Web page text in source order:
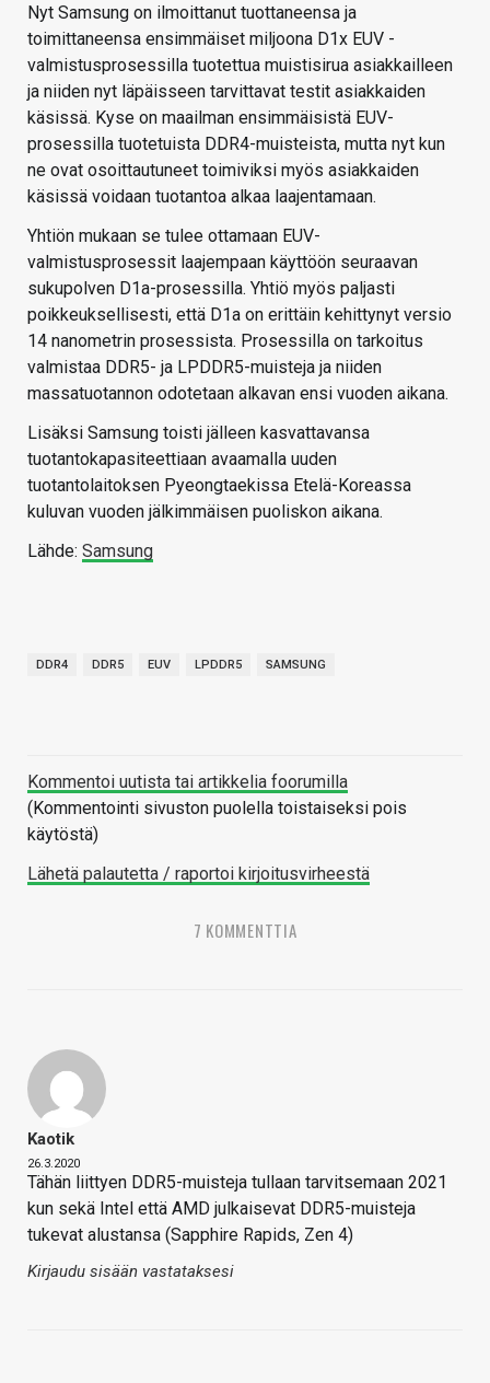
Nyt Samsung on ilmoittanut tuottaneensa ja
toimittaneensa ensimmäiset miljoona D1x EUV -
valmistusprosessilla tuotettua muistisirua asiakkailleen
ja niiden nyt läpäisseen tarvittavat testit asiakkaiden
käsissä. Kyse on maailman ensimmäisistä EUV-
prosessilla tuotetuista DDR4-muisteista, mutta nyt kun
ne ovat osoittautuneet toimiviksi myös asiakkaiden
käsissä voidaan tuotantoa alkaa laajentamaan.
Yhtiön mukaan se tulee ottamaan EUV-
valmistusprosessit laajempaan käyttöön seuraavan
sukupolven D1a-prosessilla. Yhtiö myös paljasti
poikkeuksellisesti, että D1a on erittäin kehittynyt versio
14 nanometrin prosessista. Prosessilla on tarkoitus
valmistaa DDR5- ja LPDDR5-muisteja ja niiden
massatuotannon odotetaan alkavan ensi vuoden aikana.
Lisäksi Samsung toisti jälleen kasvattavansa
tuotantokapasiteettiaan avaamalla uuden
tuotantolaitoksen Pyeongtaekissa Etelä-Koreassa
kuluvan vuoden jälkimmäisen puoliskon aikana.
Lähde: Samsung
DDR4 DDR5 EUV LPDDR5 SAMSUNG
Kommentoi uutista tai artikkelia foorumilla
(Kommentointi sivuston puolella toistaiseksi pois
käytöstä)
Lähetä palautetta / raportoi kirjoitusvirheestä
7 KOMMENTTIA
Kaotik
26.3.2020
Tähän liittyen DDR5-muisteja tullaan tarvitsemaan 2021
kun sekä Intel että AMD julkaisevat DDR5-muisteja
tukevat alustansa (Sapphire Rapids, Zen 4)
Kirjaudu sisään vastataksesi